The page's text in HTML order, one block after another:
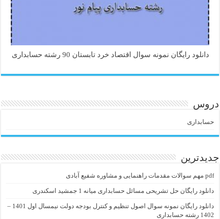
دانلود رایگان نمونه سوال اقتصاد خرد تابستان 90 رشته حسابداری
دروس
حسابداری
جدیدترین
pdf مهم سوالات مقدمات راهنمایی و مشاوره شفیع آبادی
دانلود رایگان حل تشریحی مسائل حسابداری میانه 1 جمشید اسکندری
دانلود رایگان نمونه سوال اصول تنظیم و کنترل بودجه دولت نیمسال اول 1401 –
1402 رشته حسابداری